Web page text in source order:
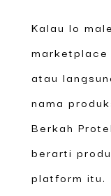
Kalau lo
marketplace
atau
nama
Berkah
berarti
platform itu.